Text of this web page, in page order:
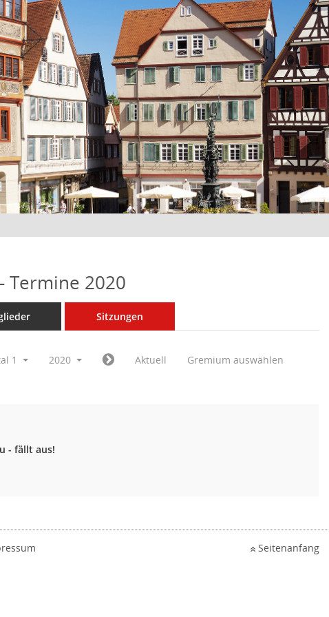
Termine 2020
Sitzungen
1 2020 Aktuell Gremium auswählen
- fällt aus!
Seitenanfang